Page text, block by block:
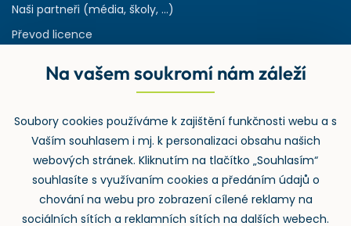
Naši partneři (média, školy, ...)
Převod licence
Rejstřík používaných zkratek v odpadech
Zpětný odběr
Na vašem soukromí nám záleží
Soubory cookies používáme k zajištění funkčnosti webu a s
Vaším souhlasem i mj. k personalizaci obsahu našich
webových stránek. Kliknutím na tlačítko „Souhlasím“
souhlasíte s využívaním cookies a předáním údajů o
chování na webu pro zobrazení cílené reklamy na
sociálních sítích a reklamních sítích na dalších webech.